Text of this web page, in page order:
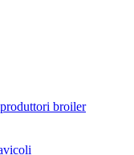
broiler